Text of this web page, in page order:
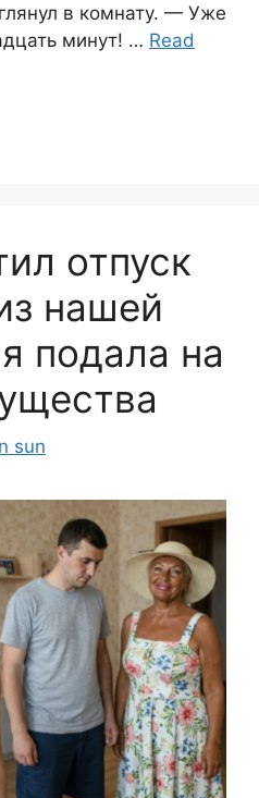
в комнату. — Уже
минут! … Read
отпуск
нашей
подала на
sun